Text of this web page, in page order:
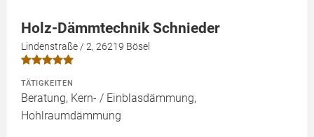
Holz-Dämmtechnik Schnieder
Lindenstraße / 2, 26219 Bösel
TÄTIGKEITEN
Beratung, Kern- / Einblasdämmung,
Hohlraumdämmung